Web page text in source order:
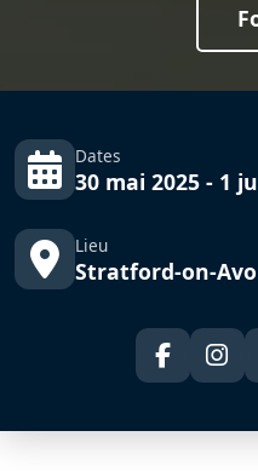
Dates
30 mai 2025 - 1
Lieu
Stratford-on-